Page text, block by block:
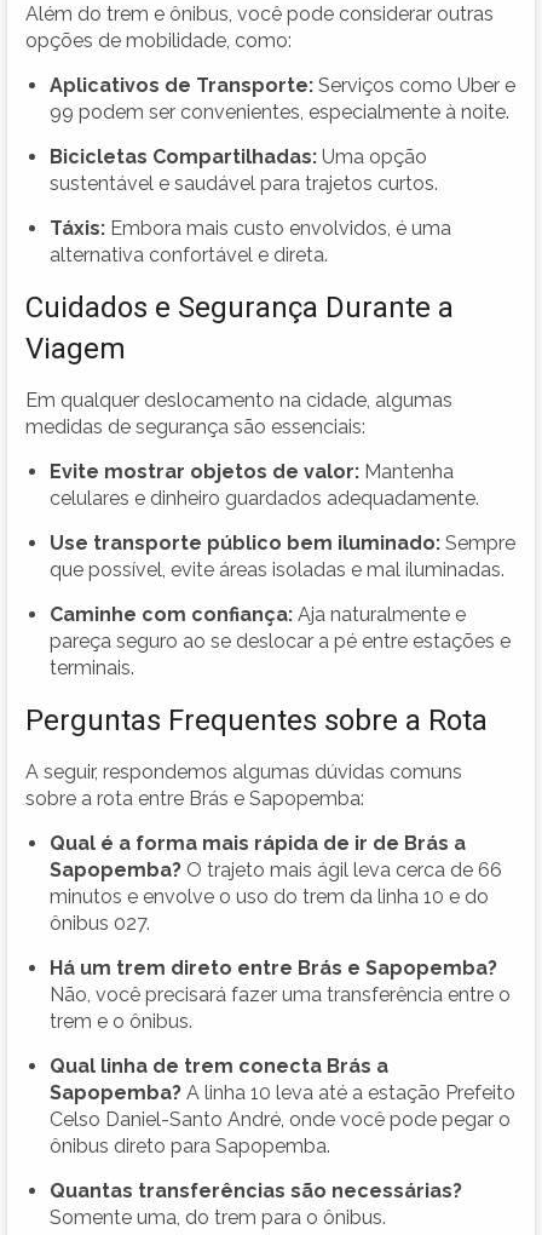
Além do trem e ônibus, você pode considerar outras
opções de mobilidade, como:
Aplicativos de Transporte: Serviços como Uber e
99 podem ser convenientes, especialmente à noite.
Bicicletas Compartilhadas: Uma opção
sustentável e saudável para trajetos curtos.
Táxis: Embora mais custo envolvidos, é uma
alternativa confortável e direta.
Cuidados e Segurança Durante a
Viagem
Em qualquer deslocamento na cidade, algumas
medidas de segurança são essenciais:
Evite mostrar objetos de valor: Mantenha
celulares e dinheiro guardados adequadamente.
Use transporte público bem iluminado: Sempre
que possível, evite áreas isoladas e mal iluminadas.
Caminhe com confiança: Aja naturalmente e
pareça seguro ao se deslocar a pé entre estações e
terminais.
Perguntas Frequentes sobre a Rota
A seguir, respondemos algumas dúvidas comuns
sobre a rota entre Brás e Sapopemba:
Qual é a forma mais rápida de ir de Brás a
Sapopemba? O trajeto mais ágil leva cerca de 66
minutos e envolve o uso do trem da linha 10 e do
ônibus 027.
Há um trem direto entre Brás e Sapopemba?
Não, você precisará fazer uma transferência entre o
trem e o ônibus.
Qual linha de trem conecta Brás a
Sapopemba? A linha 10 leva até a estação Prefeito
Celso Daniel-Santo André, onde você pode pegar o
ônibus direto para Sapopemba.
Quantas transferências são necessárias?
Somente uma, do trem para o ônibus.